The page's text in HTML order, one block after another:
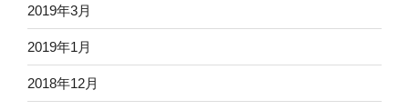
2019年3月
2019年1月
2018年12月